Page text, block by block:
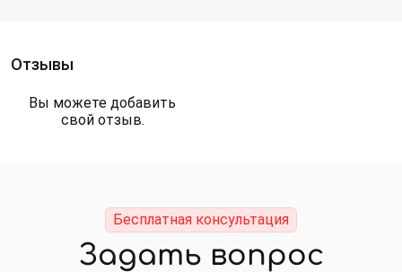
Отзывы
Вы можете добавить
свой отзыв.
Бесплатная консультация
Задать вопрос